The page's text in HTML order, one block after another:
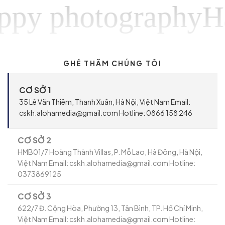
GHÉ THĂM CHÚNG TÔI
CƠ SỞ 1
35 Lê Văn Thiêm, Thanh Xuân, Hà Nội, Việt Nam Email:
cskh.alohamedia@gmail.com Hotline: 0866 158 246
CƠ SỞ 2
HMB01/7 Hoàng Thành Villas, P. Mỗ Lao, Hà Đông, Hà Nội,
Việt Nam Email: cskh.alohamedia@gmail.com Hotline:
0373869125
CƠ SỞ 3
622/7 Đ. Cộng Hòa, Phường 13, Tân Bình, TP. Hồ Chí Minh,
Việt Nam Email: cskh.alohamedia@gmail.com Hotline: